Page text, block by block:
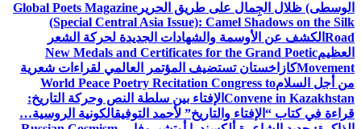
الوسطى) ظلال الجِمال على طريق الحرير Global Poets Magazine
(Special Central Asia Issue): Camel Shadows on the Silk
Road الكشف عن الأوسمة والشهادات الجديدة لحركة الشعر
العظيمNew Medals and Certificates for the Grand Poetic
Movementكازاخستان تستضيف المؤتمر العالمي لقراءات شعرية
من أجل السلامWorld Peace Poetry Recitation Congress to
Convene in Kazakhstan الإفتاء بين سلطة النص وحركة التاريخ:
قراءة في كتاب “الإفتاء والتاريخ” لأحمد التوفيقالكونية الروسية…